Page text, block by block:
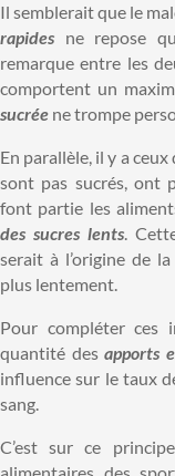
Il semblerait que le
rapides ne repose
remarque entre les
comportent un
sucrée ne trompe
En parallèle, il y a ceux
sont pas sucrés, ont
font partie les
des sucres lents.
serait à l’origine de
plus lentement.
Pour compléter ces
quantité desapports
influence sur le taux
sang.
C’est sur ce